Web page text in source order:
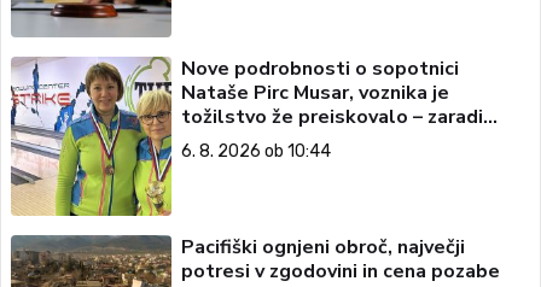
Nove podrobnosti o sopotnici
Nataše Pirc Musar, voznika je
tožilstvo že preiskovalo – zaradi
trgovine z drogami
6. 8. 2026 ob 10:44
Pacifiški ognjeni obroč, največji
potresi v zgodovini in cena pozabe